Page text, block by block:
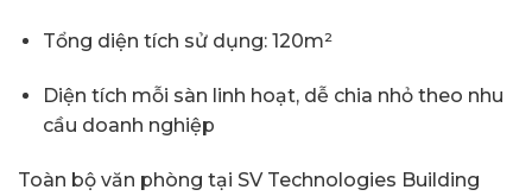
Tổng diện tích sử dụng: 120m²
Diện tích mỗi sàn linh hoạt, dễ chia nhỏ theo nhu
cầu doanh nghiệp
Toàn bộ văn phòng tại SV Technologies Building